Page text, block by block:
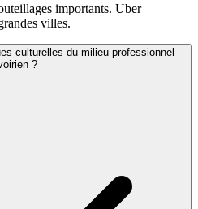
importants. Uber
villes.
culturelles du milieu professionnel
?